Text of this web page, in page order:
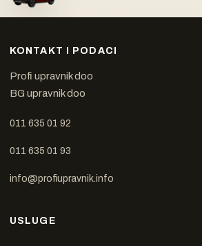
KONTAKT I PODACI
Profi upravnik doo
BG upravnik doo
011 635 01 92
011 635 01 93
info@profiupravnik.info
USLUGE